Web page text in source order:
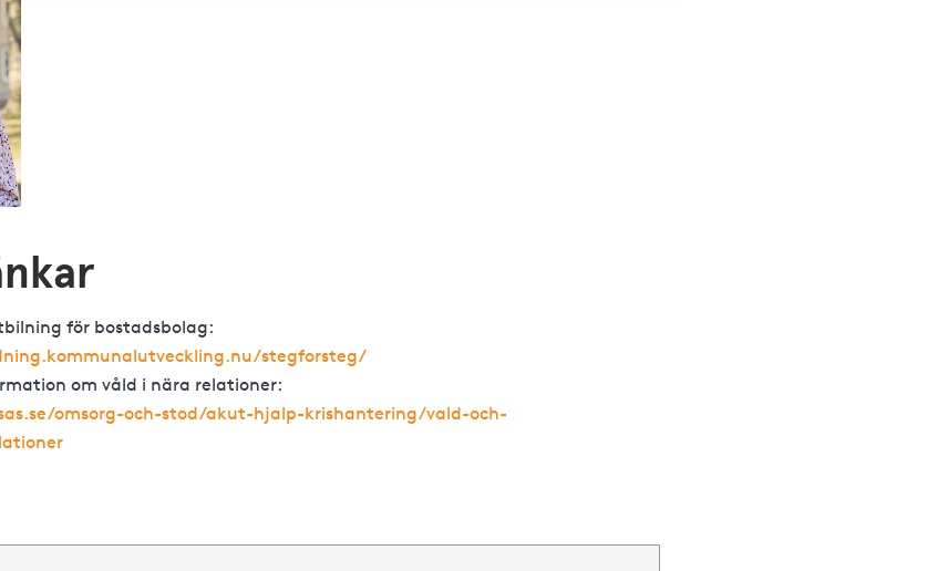
för bostadsbolag:
stegforsteg/
om våld i nära relationer:
omsorg-och-stod/akut-hjalp-krishantering/vald-och-